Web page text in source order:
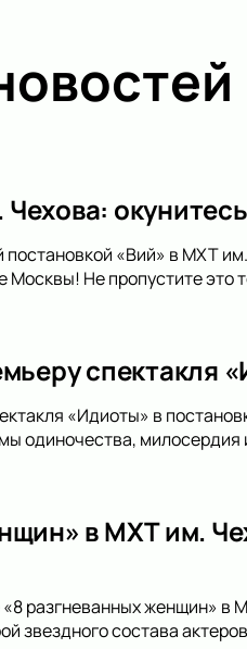
постановкой «Вий» в МХТ
Москвы! Не пропустите это
спектакля
«Идиоты» в
одиночества, милосердия
в МХТ им.
«8 разгневанных женщин»
звездного состава